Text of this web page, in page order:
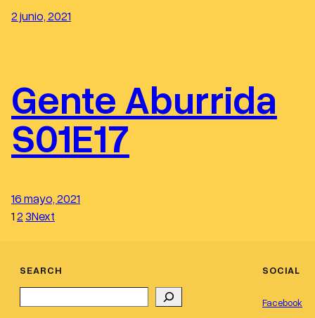
2 junio, 2021
Gente Aburrida
S01E17
16 mayo, 2021
1 23Next
SEARCH SOCIAL
Facebook